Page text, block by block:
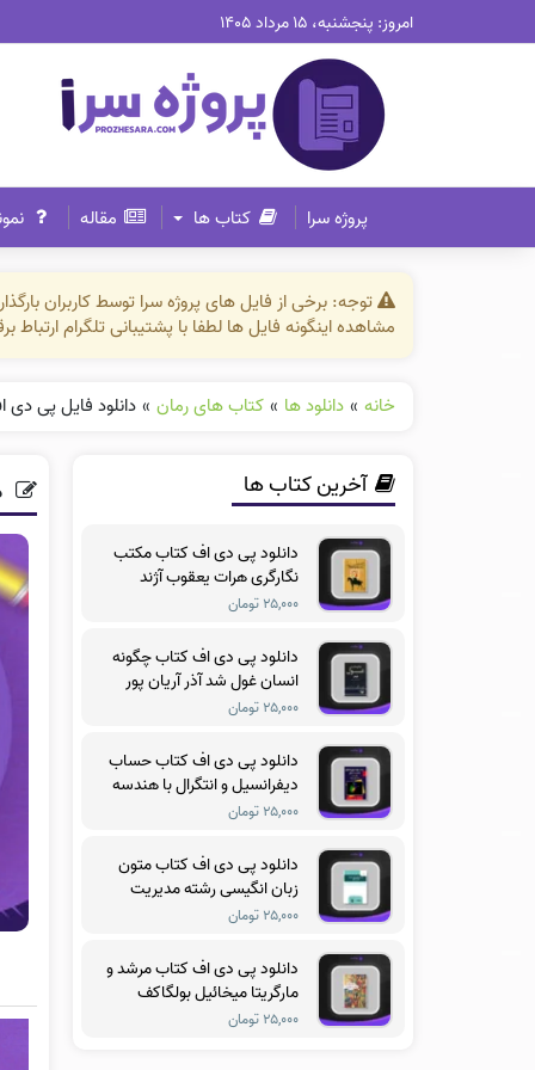
امروز: پنجشنبه، ۱۵ مرداد ۱۴۰۵
پروژه سرا کتاب ها مقاله
توجه: برخی از فایل های پروژه سرا توسط کاربران
مشاهده اینگونه فایل ها لطفا با پشتیبانی تلگرام
خانه » دانلود ها » کتاب های رمان » دانلود فایل پی
آخرین کتاب ها
دانلود پی دی اف کتاب مکتب
نگارگری هرات یعقوب آژند
۲۵,۰۰۰ تومان
دانلود پی دی اف کتاب چگونه
انسان غول شد آذر آریان پور
۲۵,۰۰۰ تومان
دانلود پی دی اف کتاب حساب
دیفرانسیل و انتگرال با هندسه
تحلیلی جلد سوم ریچارد
۲۵,۰۰۰ تومان
دانلود پی دی اف کتاب متون
زبان انگیسی رشته مدیریت
آموزشی فریدون یزدانی
۲۵,۰۰۰ تومان
دانلود پی دی اف کتاب مرشد و
مارگریتا میخائیل بولگاکف
۲۵,۰۰۰ تومان